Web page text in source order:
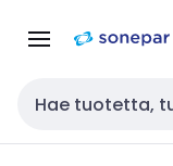
navigointiinsisältöön
Haku